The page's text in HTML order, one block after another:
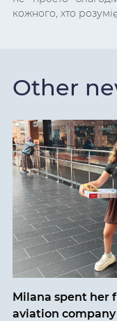
кожного, хто
Other
Milana spent her
aviation